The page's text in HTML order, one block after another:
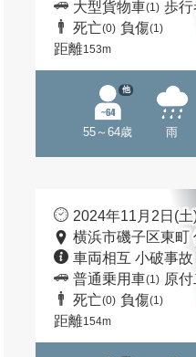
大型貨物車(1) 歩行
死亡(0) 負傷(1)
距離153m
55～64歳
他
雨
2024年11月2日(
横浜市磯子区東町
車両相互 小破事故
普通乗用車(1) 原
死亡(0) 負傷(1)
距離154m